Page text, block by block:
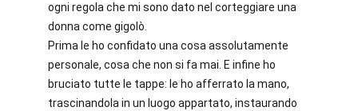
ogni regola che mi sono dato nel corteggiare una
donna come gigolò.
Prima le ho confidato una cosa assolutamente
personale, cosa che non si fa mai. E infine ho
bruciato tutte le tappe: le ho afferrato la mano,
trascinandola in un luogo appartato, instaurando